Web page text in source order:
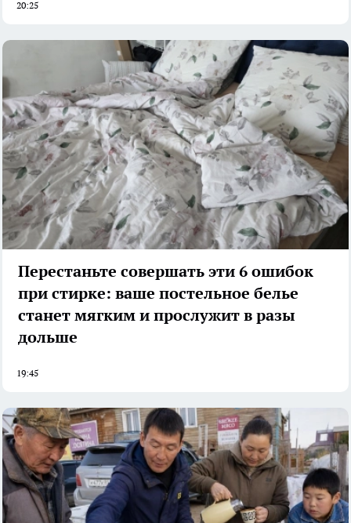
20:25
Перестаньте совершать эти 6 ошибок
при стирке: ваше постельное белье
станет мягким и прослужит в разы
дольше
19:45